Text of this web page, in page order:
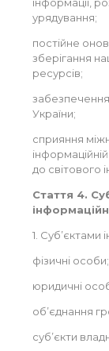
урядування;
постійне
зберігання
ресурсів;
України;
сприяння
до світового
Стаття 4.
1. Суб’єктами
фізичні особи;
юридичні
об’єднання
суб’єкти